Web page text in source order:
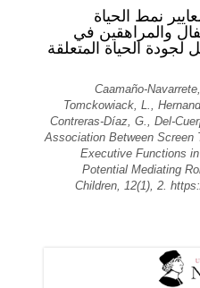
نمط الحياة
والمراهقين في
الحياة المتعلقة
Caamaño-
Tomckowiack, L.,
Contreras-Díaz, G., Del-
Association Between Screen
Executive Functions
Potential Mediating
Children, 12(1), 2.